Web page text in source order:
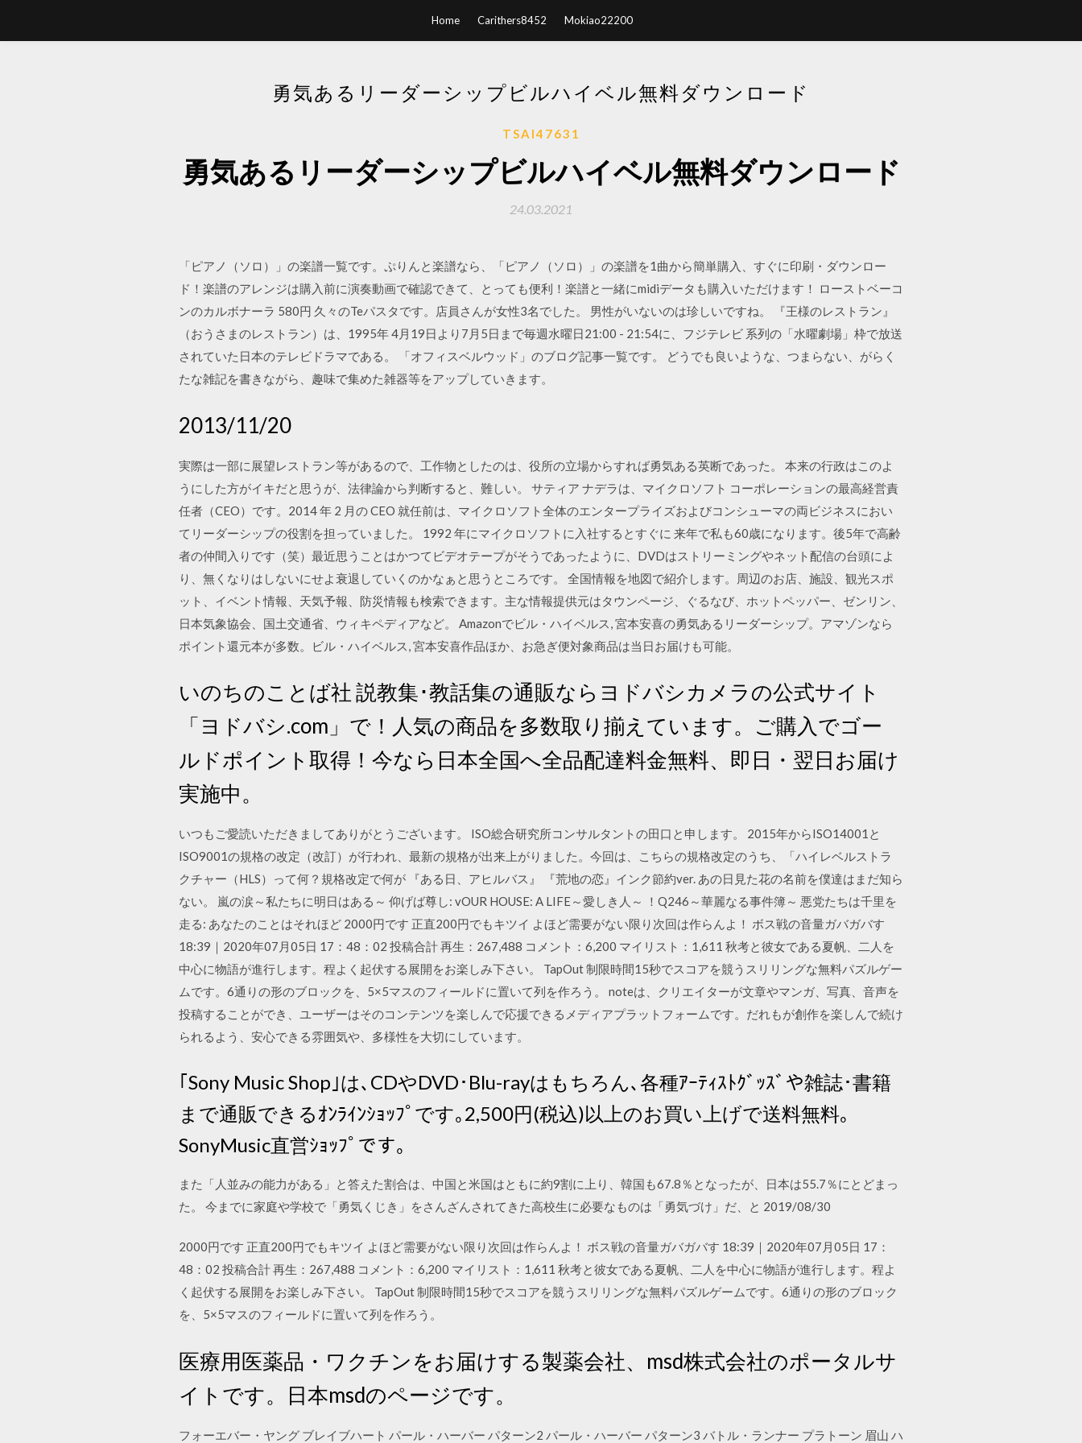
Home Carithers8452 Mokiao22200
勇気あるリーダーシップビルハイベル無料ダウンロード
TSAI47631
勇気あるリーダーシップビルハイベル無料ダウンロード
24.03.2021
「ピアノ（ソロ）」の楽譜一覧です。ぷりんと楽譜なら、「ピアノ（ソロ）」の楽譜を1曲から簡単購入、すぐに印刷・ダウンロー
ド！楽譜のアレンジは購入前に演奏動画で確認できて、とっても便利！楽譜と一緒にmidiデータも購入いただけます！ ローストベーコ
ンのカルボナーラ 580円 久々のTeパスタです。店員さんが女性3名でした。 男性がいないのは珍しいですね。 『王様のレストラン』
（おうさまのレストラン）は、1995年 4月19日より7月5日まで毎週水曜日21:00 - 21:54に、フジテレビ 系列の「水曜劇場」枠で放送
されていた日本のテレビドラマである。 「オフィスベルウッド」のブログ記事一覧です。 どうでも良いような、つまらない、がらく
たな雑記を書きながら、趣味で集めた雑器等をアップしていきます。
2013/11/20
実際は一部に展望レストラン等があるので、工作物としたのは、役所の立場からすれば勇気ある英断であった。 本来の行政はこのよ
うにした方がイキだと思うが、法律論から判断すると、難しい。 サティア ナデラは、マイクロソフト コーポレーションの最高経営責
任者（CEO）です。2014 年 2 月の CEO 就任前は、マイクロソフト全体のエンタープライズおよびコンシューマの両ビジネスにおい
てリーダーシップの役割を担っていました。 1992 年にマイクロソフトに入社するとすぐに 来年で私も60歳になります。後5年で高齢
者の仲間入りです（笑）最近思うことはかつてビデオテープがそうであったように、DVDはストリーミングやネット配信の台頭によ
り、無くなりはしないにせよ衰退していくのかなぁと思うところです。 全国情報を地図で紹介します。周辺のお店、施設、観光スポ
ット、イベント情報、天気予報、防災情報も検索できます。主な情報提供元はタウンページ、ぐるなび、ホットペッパー、ゼンリン、
日本気象協会、国土交通省、ウィキペディアなど。 Amazonでビル・ハイベルス, 宮本安喜の勇気あるリーダーシップ。アマゾンなら
ポイント還元本が多数。ビル・ハイベルス, 宮本安喜作品ほか、お急ぎ便対象商品は当日お届けも可能。
いのちのことば社 説教集･教話集の通販ならヨドバシカメラの公式サイト
「ヨドバシ.com」で！人気の商品を多数取り揃えています。ご購入でゴー
ルドポイント取得！今なら日本全国へ全品配達料金無料、即日・翌日お届け
実施中。
いつもご愛読いただきましてありがとうございます。 ISO総合研究所コンサルタントの田口と申します。 2015年からISO14001と
ISO9001の規格の改定（改訂）が行われ、最新の規格が出来上がりました。今回は、こちらの規格改定のうち、「ハイレベルストラ
クチャー（HLS）って何？規格改定で何が 『ある日、アヒルバス』 『荒地の恋』インク節約ver. あの日見た花の名前を僕達はまだ知ら
ない。 嵐の涙～私たちに明日はある～ 仰げば尊し: vOUR HOUSE: A LIFE～愛しき人～ ！Q246～華麗なる事件簿～ 悪党たちは千里を
走る: あなたのことはそれほど 2000円です 正直200円でもキツイ よほど需要がない限り次回は作らんよ！ ボス戦の音量ガバガバす
18:39｜2020年07月05日 17：48：02 投稿合計 再生：267,488 コメント：6,200 マイリスト：1,611 秋考と彼女である夏帆、二人を
中心に物語が進行します。程よく起伏する展開をお楽しみ下さい。 TapOut 制限時間15秒でスコアを競うスリリングな無料パズルゲー
ムです。6通りの形のブロックを、5×5マスのフィールドに置いて列を作ろう。 noteは、クリエイターが文章やマンガ、写真、音声を
投稿することができ、ユーザーはそのコンテンツを楽しんで応援できるメディアプラットフォームです。だれもが創作を楽しんで続け
られるよう、安心できる雰囲気や、多様性を大切にしています。
｢Sony Music Shop｣は､CDやDVD･Blu-rayはもちろん､各種ｱｰﾃｨｽﾄｸﾞｯｽﾞや雑誌･書籍
まで通販できるｵﾝﾗｲﾝｼｮｯﾌﾟです｡2,500円(税込)以上のお買い上げで送料無料｡
SonyMusic直営ｼｮｯﾌﾟです｡
また「人並みの能力がある」と答えた割合は、中国と米国はともに約9割に上り、韓国も67.8％となったが、日本は55.7％にとどまっ
た。 今までに家庭や学校で「勇気くじき」をさんざんされてきた高校生に必要なものは「勇気づけ」だ、と 2019/08/30
2000円です 正直200円でもキツイ よほど需要がない限り次回は作らんよ！ ボス戦の音量ガバガバす 18:39｜2020年07月05日 17：
48：02 投稿合計 再生：267,488 コメント：6,200 マイリスト：1,611 秋考と彼女である夏帆、二人を中心に物語が進行します。程よ
く起伏する展開をお楽しみ下さい。 TapOut 制限時間15秒でスコアを競うスリリングな無料パズルゲームです。6通りの形のブロック
を、5×5マスのフィールドに置いて列を作ろう。
医療用医薬品・ワクチンをお届けする製薬会社、msd株式会社のポータルサ
イトです。日本msdのページです。
フォーエバー・ヤング ブレイブハート パール・ハーバー パターン2 パール・ハーバー パターン3 バトル・ランナー プラトーン 眉山 ハ